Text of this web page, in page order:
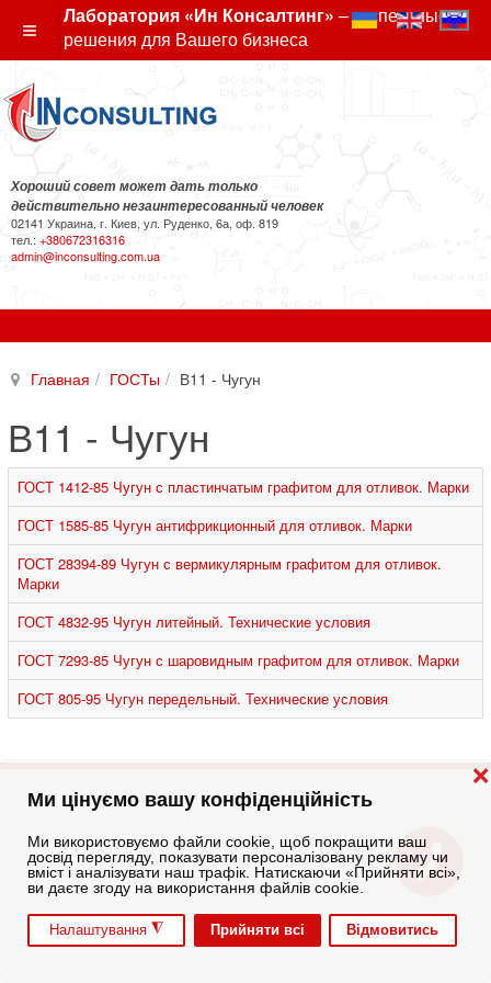
Ми цінуємо вашу конфіденційність
Ми використовуємо файли cookie, щоб покращити ваш
досвід перегляду, показувати персоналізовану рекламу чи
вміст і аналізувати наш трафік. Натискаючи «Прийняти всі»,
ви даєте згоду на використання файлів cookie.
Налаштування ◮ Прийняти всі Відмовитись
❌
Лаборатория «Ин Консалтинг» – экспертные
решения для Вашего бизнеса
Хороший совет может дать только
действительно незаинтересованный человек
02141 Украина, г. Киев, ул. Руденко, 6а, оф. 819
тел.: +380672316316
admin@inconsulting.com.ua
Главная ГОСТы В11 - Чугун
В11 - Чугун
ГОСТ 1412-85 Чугун с пластинчатым графитом для отливок. Марки
ГОСТ 1585-85 Чугун антифрикционный для отливок. Марки
ГОСТ 28394-89 Чугун с вермикулярным графитом для отливок.
Марки
ГОСТ 4832-95 Чугун литейный. Технические условия
ГОСТ 7293-85 Чугун с шаровидным графитом для отливок. Марки
ГОСТ 805-95 Чугун передельный. Технические условия